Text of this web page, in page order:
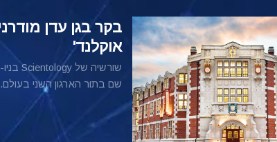
אוקלנד'
שם בתור הארגון השני בעולם.